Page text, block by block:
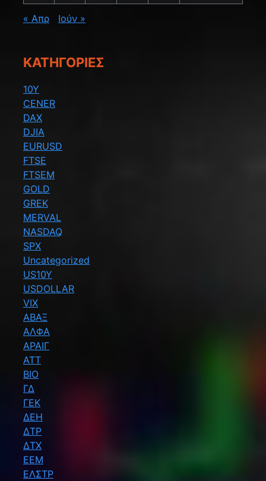
« Απρ Ιούν »
KΑΤΗΓΟΡΊΕΣ
10Y
CENER
DAX
DJIA
EURUSD
FTSE
FTSEM
GOLD
GREK
MERVAL
NASDAQ
SPX
Uncategorized
US10Y
USDOLLAR
VIX
ΑΒΑΞ
ΑΛΦΑ
ΑΡΑΙΓ
ΑΤΤ
ΒΙΟ
ΓΔ
ΓΕΚ
ΔΕΗ
ΔΤΡ
ΔΤΧ
ΕΕΜ
ΕΛΣΤΡ